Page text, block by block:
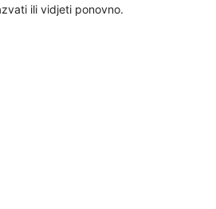
ili vidjeti ponovno.